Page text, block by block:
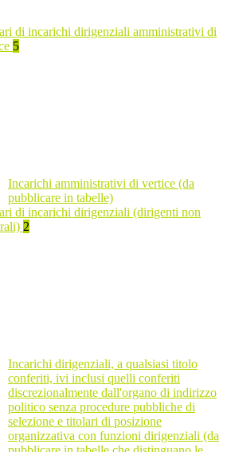
di incarichi dirigenziali amministrativi di
5
Incarichi amministrativi di vertice (da
pubblicare in tabelle)
di incarichi dirigenziali (dirigenti non
2
Incarichi dirigenziali, a qualsiasi titolo
conferiti, ivi inclusi quelli conferiti
discrezionalmente dall'organo di indirizzo
politico senza procedure pubbliche di
selezione e titolari di posizione
organizzativa con funzioni dirigenziali (da